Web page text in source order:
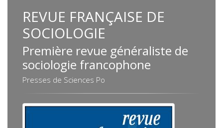
REVUE FRANÇAISE DE
SOCIOLOGIE
Première revue généraliste de
sociologie francophone
Presses de Sciences Po